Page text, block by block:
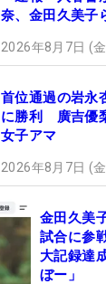
奈、金田久美子
2026年8月7日 (
首位通過の岩永
に勝利 廣吉優
女子アマ
2026年8月7日 (
金田久美
試合に参
大記録達
ぼー」